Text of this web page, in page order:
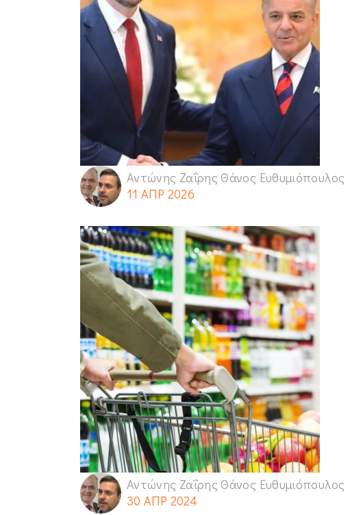
Αντώνης Ζαΐρης Θάνος Ευθυμιόπουλος
11 ΑΠΡ 2026
Αντώνης Ζαΐρης Θάνος Ευθυμιόπουλος
30 ΑΠΡ 2024